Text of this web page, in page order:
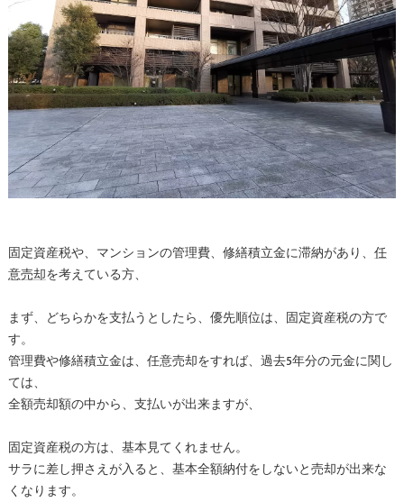
固定資産税や、マンションの管理費、修繕積立金に滞納があり、 任
意売却を考えている方、
まず、どちらかを支払うとしたら、優先順位は、固定資産税の方で
す。
管理費や修繕積立金は、任意売却をすれば、過去5年分の元金に関し
ては、
全額売却額の中から、支払いが出来ますが、
固定資産税の方は、基本見てくれません。
サラに差し押さえが入ると、基本全額納付をしないと売却が出来な
くなります。